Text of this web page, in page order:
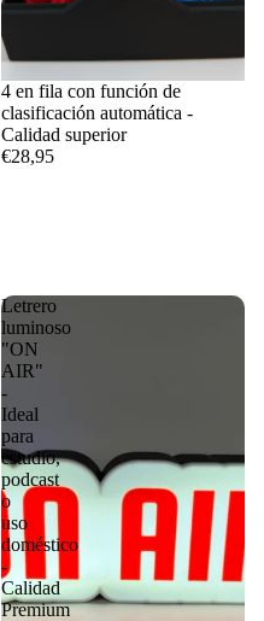
4 en fila con función de
clasificación automática -
Calidad superior
€28,95
Letrero
luminoso
"ON
AIR"
-
Ideal
para
estudio,
podcast
o
uso
doméstico
-
Calidad
Premium